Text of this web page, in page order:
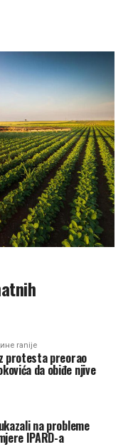
ranije
protesta preorao
da obiđe njive
na probleme
IPARD-a